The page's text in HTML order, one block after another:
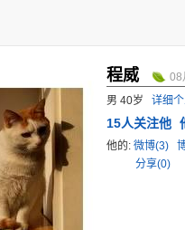
程威
08
男 40岁 详细
15人关注他
他的: 微博(3)
分享(0)